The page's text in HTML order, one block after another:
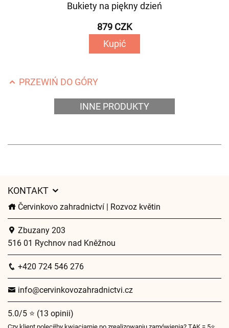
Bukiety na piękny dzień
879 CZK
Kupić
PRZEWIŃ DO GÓRY
INNE PRODUKTY
KONTAKT
Červinkovo zahradnictví | Rozvoz květin
Zbuzany 203
516 01 Rychnov nad Kněžnou
+420 724 546 276
info@cervinkovozahradnictvi.cz
5.0/5 ⭐ (13 opinii)